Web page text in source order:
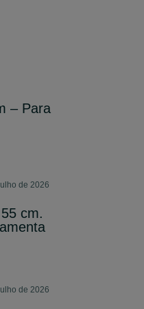
– Para
de 2026
cm.
de 2026